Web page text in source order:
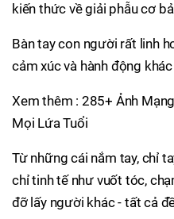
kiến thức về giải phẫu cơ
Bàn tay con người rất linh
cảm xúc và hành động khác
Xem thêm : 285+ Ảnh
Mọi Lứa Tuổi
Từ những cái nắm tay, chỉ
chỉ tinh tế như vuốt tóc,
đỡ lấy người khác - tất cả